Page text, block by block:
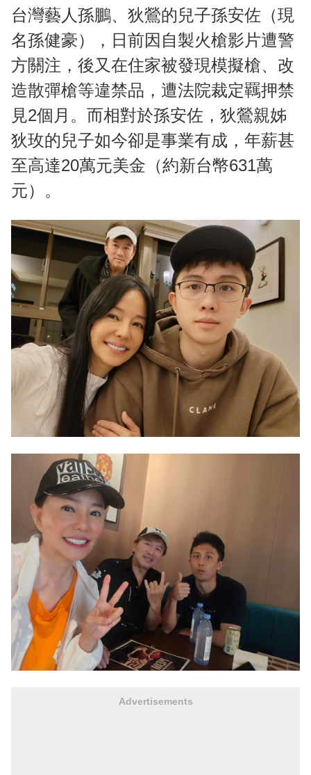
M
u
t
e
台灣藝人孫鵬、狄鶯的兒子孫安佐（現
名孫健豪），日前因自製火槍影片遭警
方關注，後又在住家被發現模擬槍、改
造散彈槍等違禁品，遭法院裁定羈押禁
見2個月。而相對於孫安佐，狄鶯親姊
狄玫的兒子如今卻是事業有成，年薪甚
至高達20萬元美金（約新台幣631萬
元）。
Advertisements